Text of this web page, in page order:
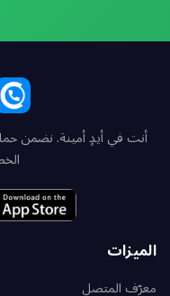
أنت في أيدٍ أمينة. نضمن
الميزات
معرّف المتصل